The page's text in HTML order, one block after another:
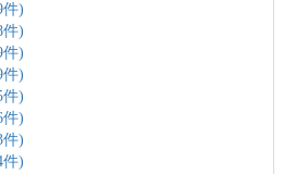
件)
件)
件)
件)
件)
件)
件)
件)